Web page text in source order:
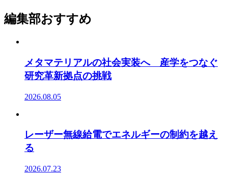
編集部おすすめ
メタマテリアルの社会実装へ 産学をつなぐ
研究革新拠点の挑戦
2026.08.05
レーザー無線給電でエネルギーの制約を越え
る
2026.07.23